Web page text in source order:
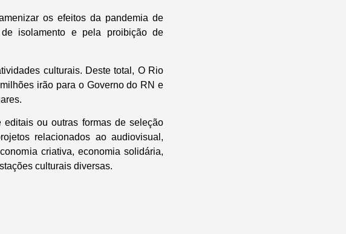
os efeitos da pandemia de
isolamento e pela proibição de
culturais. Deste total, O Rio
irão para o Governo do RN e
ou outras formas de seleção
relacionados ao audiovisual,
criativa, economia solidária,
culturais diversas.